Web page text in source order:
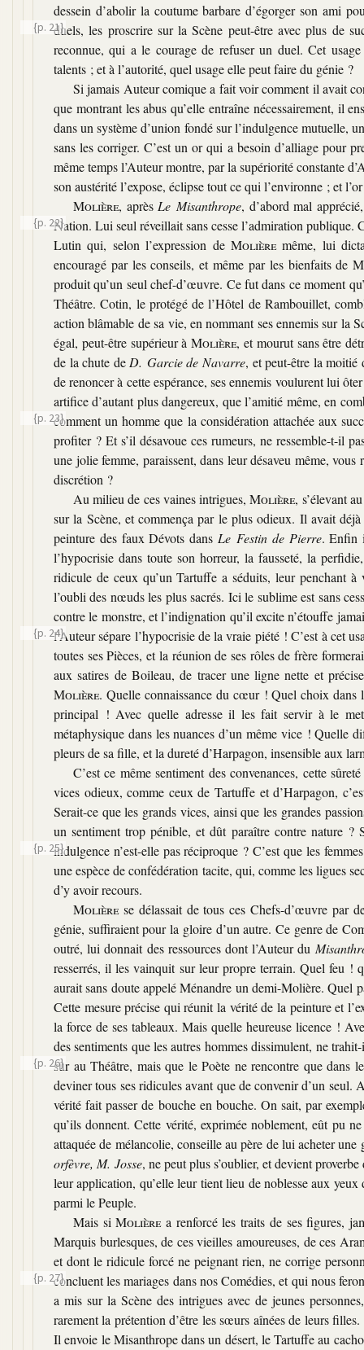
dessein d’abolir la coutume barbare d’égorger son ami
duels, les proscrire sur la Scène
{p. 21}
peut-être avec plus de
reconnue, qui a le courage de refuser un duel. Cet
talents ; et à l’autorité, quel usage elle peut faire du génie ?
Si jamais Auteur comique a fait voir comment il avait
que montrant les abus qu’elle entraîne nécessairement, il
dans un système d’union fondé sur l’indulgence mutuelle,
sans les corriger. C’est un or qui a besoin d’alliage pour
même temps l’Auteur montre, par la supériorité constante
son austérité l’expose, éclipse tout ce qui l’environne ; et
Molière, après Le Misanthrope, d’abord mal
Nation. Lui seul réveillait sans cesse l’admiration publique.
{p. 22}
Lutin qui, selon l’expression de Molièremême, lui
encouragé par les conseils, et même par les bienfaits de
produit qu’un seul chef-d’œuvre. Ce fut dans ce moment
Théâtre. Cotin, le protégé de l’Hôtel de Rambouillet,
action blâmable de sa vie, en nommant ses ennemis sur la
égal, peut-être supérieur àMolière, et mourut sans être
de la chute de D. Garcie de Navarre, et peut-être la moitié
de renoncer à cette espérance, ses ennemis voulurent lui
artifice d’autant plus dangereux, que l’amitié même, en
comment un homme que la considération attachée aux
{p. 23}
profiter ? Et s’il désavoue ces rumeurs, ne ressemble-t-il
une jolie femme, paraissent, dans leur désaveu même,
discrétion ?
Au milieu de ces vaines intrigues,Molière, s’élevant
sur la Scène, et commença par le plus odieux. Il avait
peinture des faux Dévots dans Le Festin de Pierre. Enfin
l’hypocrisie dans toute son horreur, la fausseté, la
ridicule de ceux qu’un Tartuffe a séduits, leur penchant
l’oubli des nœuds les plus sacrés. Ici le sublime est sans
contre le monstre, et l’indignation qu’il excite n’étouffe
l’Auteur sépare l’hypocrisie de la vraie piété ! C’est à cet
{p. 24}
toutes ses Pièces, et la réunion de ses rôles de frère
aux satires de Boileau, de tracer une ligne nette et
Molière. Quelle connaissance du cœur ! Quel choix dans
principal ! Avec quelle adresse il les fait servir à le
métaphysique dans les nuances d’un même vice ! Quelle
pleurs de sa fille, et la dureté d’Harpagon, insensible aux
C’est ce même sentiment des convenances, cette
vices odieux, comme ceux de Tartuffe et d’Harpagon,
Serait-ce que les grands vices, ainsi que les grandes
un sentiment trop pénible, et dût paraître contre nature ?
indulgence n’est-elle pas réciproque ? C’est que les
{p. 25}
une espèce de confédération tacite, qui, comme les ligues
d’y avoir recours.
Molièrese délassait de tous ces Chefs-d’œuvre par
génie, suffiraient pour la gloire d’un autre. Ce genre de
outré, lui donnait des ressources dont l’Auteur du
resserrés, il les vainquit sur leur propre terrain. Quel feu
aurait sans doute appelé Ménandre un demi-Molière. Quel
Cette mesure précise qui réunit la vérité de la peinture et
la force de ses tableaux. Mais quelle heureuse licence !
des sentiments que les autres hommes dissimulent, ne
sûr au Théâtre, mais que le Poète ne rencontre
{p. 26}
que dans
deviner tous ses ridicules avant que de convenir d’un
vérité fait passer de bouche en bouche. On sait, par
qu’ils donnent. Cette vérité, exprimée noblement, eût pu
attaquée de mélancolie, conseille au père de lui acheter
orfèvre, M. Josse, ne peut plus s’oublier, et devient
leur application, qu’elle leur tient lieu de noblesse aux yeux
parmi le Peuple.
Mais siMolièrea renforcé les traits de ses figures,
Marquis burlesques, de ces vieilles amoureuses, de ces
et dont le ridicule forcé ne peignant rien, ne corrige
concluent les mariages dans nos Comédies, et qui
{p. 27}
nous
a mis sur la Scène des intrigues avec de jeunes
rarement la prétention d’être les sœurs aînées de leurs
Il envoie le Misanthrope dans un désert, le Tartuffe au